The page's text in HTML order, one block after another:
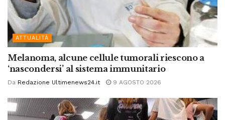
ATTUALITÀ
Melanoma, alcune cellule tumorali riescono a
‘nascondersi’ al sistema immunitario
Da Redazione Ultimenews24.it 9 AGOSTO 2026